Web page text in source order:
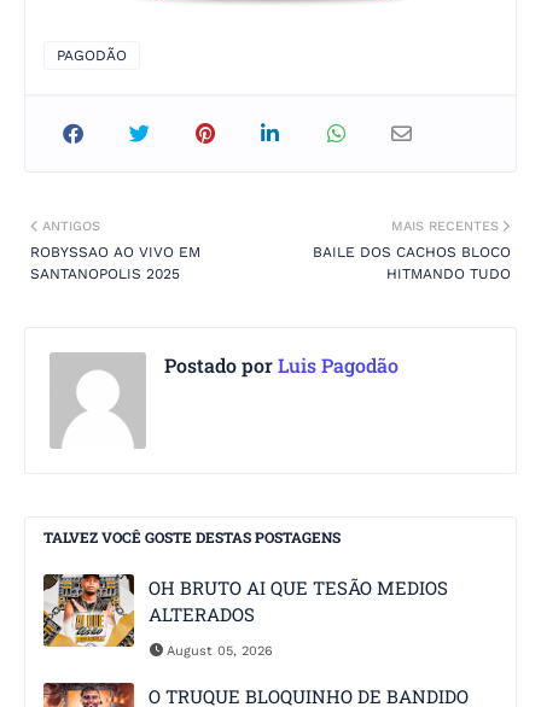
PAGODÃO
MAIS RECENTES
BAILE DOS CACHOS BLOCO
HITMANDO TUDO
ANTIGOS
ROBYSSAO AO VIVO EM
SANTANOPOLIS 2025
Postado porLuis Pagodão
TALVEZ VOCÊ GOSTE DESTAS POSTAGENS
OH BRUTO AI QUE TESÃO MEDIOS
ALTERADOS
August 05, 2026
O TRUQUE BLOQUINHO DE BANDIDO